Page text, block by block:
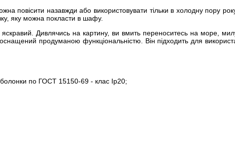
повісити назавжди або використовувати тільки в холодну пору
яку можна покласти в шафу.
яскравий. Дивлячись на картину, ви вмить переноситесь на море,
продуманою функціональністю. Він підходить для
по ГОСТ 15150-69 - клас Ip20;